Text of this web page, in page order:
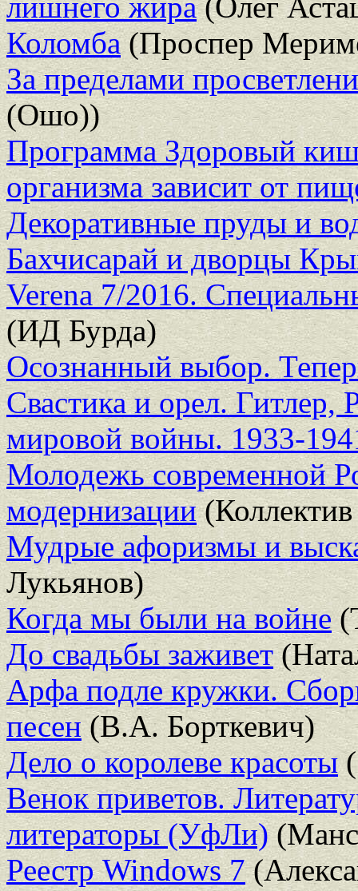
Коломба(Проспер
За пределами
(Ошо))
Программа Здоровый
организма зависит от
Декоративные пруды и
Бахчисарай и дворцы
Verena 7/2016.
(ИД Бурда)
Осознанный выбор.
Свастика и орел. Гитлер,
мировой войны. 1933-
Молодежь современной
модернизации(Коллектив
Мудрые афоризмы и
Лукьянов)
Когда мы были на войне
До свадьбы заживет
Арфа подле кружки.
песен(В.А. Борткевич)
Дело о королеве красоты
Венок приветов.
литераторы (УфЛи)
Реестр Windows 7